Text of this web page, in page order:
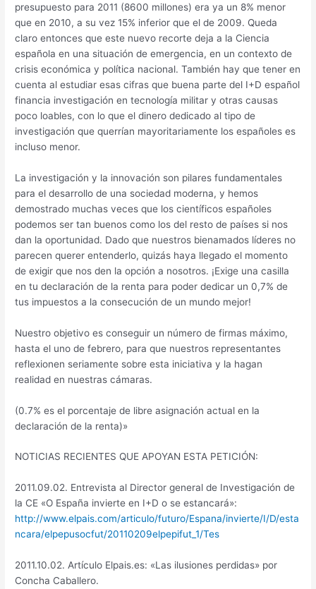
presupuesto para 2011 (8600 millones) era ya un 8% menor
que en 2010, a su vez 15% inferior que el de 2009. Queda
claro entonces que este nuevo recorte deja a la Ciencia
española en una situación de emergencia, en un contexto de
crisis económica y política nacional. También hay que tener en
cuenta al estudiar esas cifras que buena parte del I+D español
financia investigación en tecnología militar y otras causas
poco loables, con lo que el dinero dedicado al tipo de
investigación que querrían mayoritariamente los españoles es
incluso menor.
La investigación y la innovación son pilares fundamentales
para el desarrollo de una sociedad moderna, y hemos
demostrado muchas veces que los científicos españoles
podemos ser tan buenos como los del resto de países si nos
dan la oportunidad. Dado que nuestros bienamados líderes no
parecen querer entenderlo, quizás haya llegado el momento
de exigir que nos den la opción a nosotros. ¡Exige una casilla
en tu declaración de la renta para poder dedicar un 0,7% de
tus impuestos a la consecución de un mundo mejor!
Nuestro objetivo es conseguir un número de firmas máximo,
hasta el uno de febrero, para que nuestros representantes
reflexionen seriamente sobre esta iniciativa y la hagan
realidad en nuestras cámaras.
(0.7% es el porcentaje de libre asignación actual en la
declaración de la renta)»
NOTICIAS RECIENTES QUE APOYAN ESTA PETICIÓN:
2011.09.02. Entrevista al Director general de Investigación de
la CE «O España invierte en I+D o se estancará»:
http://www.elpais.com/articulo/futuro/Espana/invierte/I/D/esta
ncara/elpepusocfut/20110209elpepifut_1/Tes
2011.10.02. Artículo Elpais.es: «Las ilusiones perdidas» por
Concha Caballero.